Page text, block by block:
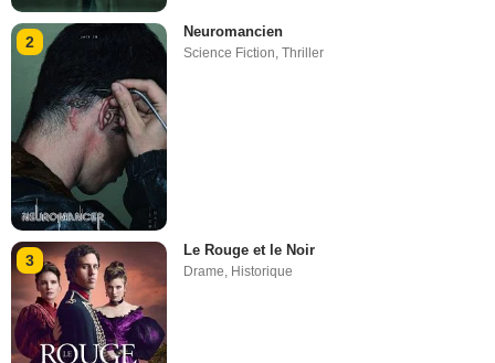
2
Neuromancien
Science Fiction,Thriller
3
Le Rouge et le Noir
Drame, Historique